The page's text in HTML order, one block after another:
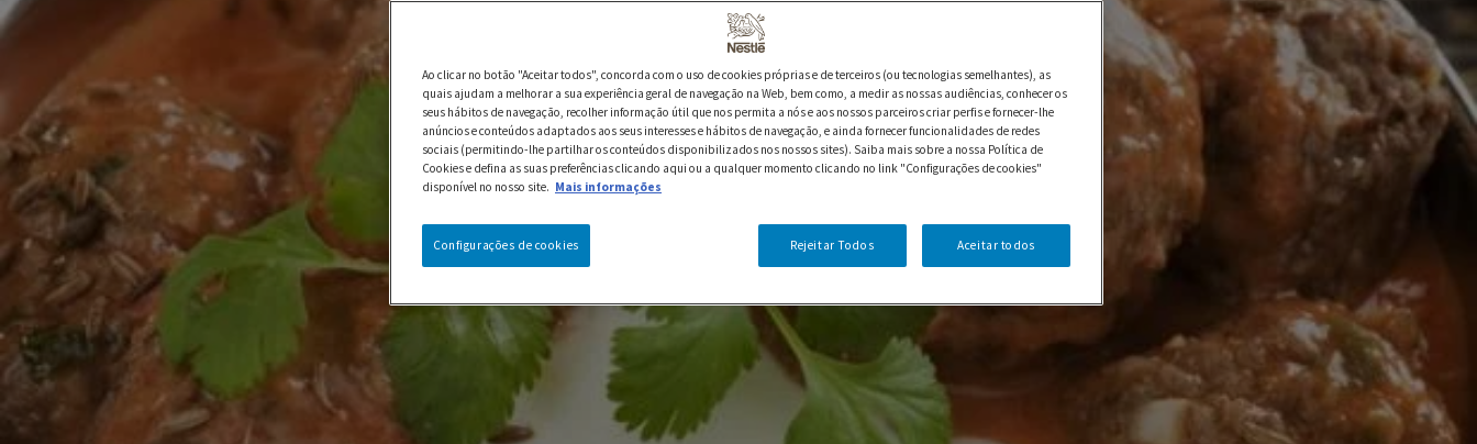
Ao clicar no botão "Aceitar todos", concorda com o uso de cookies próprias e de terceiros (ou tecnologias semelhantes), as
quais ajudam a melhorar a sua experiência geral de navegação na Web, bem como, a medir as nossas audiências, conhecer os
seus hábitos de navegação, recolher informação útil que nos permita a nós e aos nossos parceiros criar perfis e fornecer-lhe
anúncios e conteúdos adaptados aos seus interesses e hábitos de navegação, e ainda fornecer funcionalidades de redes
sociais (permitindo-lhe partilhar os conteúdos disponibilizados nos nossos sites). Saiba mais sobre a nossa Política de
Cookies e defina as suas preferências clicando aqui ou a qualquer momento clicando no link "Configurações de cookies"
disponível no nosso site. Mais informações
Rejeitar Todos Aceitar todos
Configurações de cookies